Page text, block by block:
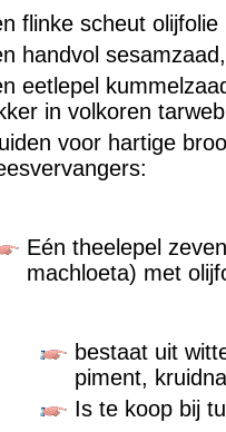
flinke scheut olijfolie
handvol
eetlepel
in volkoren
voor hartige
Eén theelepel
machloeta) met
bestaat uit
piment,
Is te koop bij